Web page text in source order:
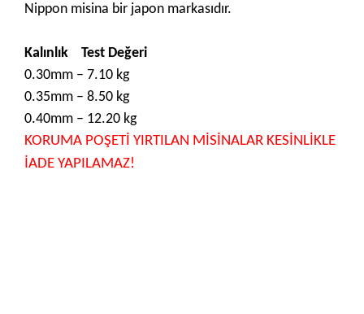
Nippon misina bir japon markasıdır.
Kalınlık
Test Değeri
0.30mm – 7.10 kg
0.35mm – 8.50 kg
0.40mm – 12.20 kg
KORUMA POŞETİ YIRTILAN MİSİNALAR KESİNLİKLE
İADE YAPILAMAZ!